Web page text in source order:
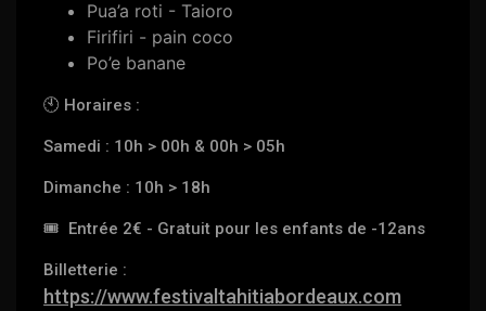
Pua’a roti - Taioro
Firifiri - pain coco
Po’e banane
🕙 Horaires :
Samedi : 10h > 00h & 00h > 05h
Dimanche : 10h > 18h
🎟 Entrée 2€ - Gratuit pour les enfants de -12ans
Billetterie :
https://www.festivaltahitiabordeaux.com